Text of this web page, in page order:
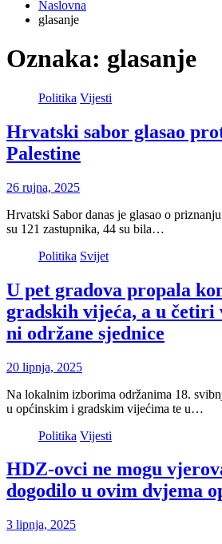
Naslovna
glasanje
Oznaka: glasanje
Politika Vijesti
Hrvatski sabor glasao
Palestine
26 rujna, 2025
Hrvatski Sabor danas je glasao o
su 121 zastupnika, 44 su bila…
Politika Svijet
U pet gradova propala
gradskih vijeća, a u četiri
ni održane sjednice
20 lipnja, 2025
Na lokalnim izborima održanima 18.
u općinskim i gradskim vijećima te u…
Politika Vijesti
HDZ-ovci ne mogu
dogodilo u ovim dvjema
3 lipnja, 2025